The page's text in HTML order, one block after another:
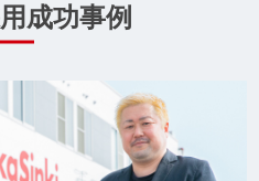
成功事例